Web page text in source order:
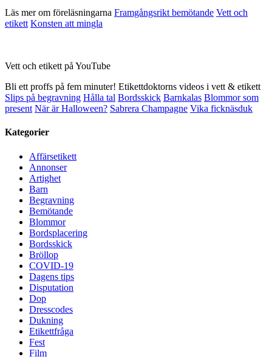
Läs mer om föreläsningarna Framgångsrikt bemötande Vett och
etikett Konsten att mingla
Vett och etikett på YouTube
Bli ett proffs på fem minuter! Etikettdoktorns videos i vett & etikett
Slips på begravning Hålla tal Bordsskick Barnkalas Blommor som
present När är Halloween? Sabrera Champagne Vika ficknäsduk
Kategorier
Affärsetikett
Annonser
Artighet
Barn
Begravning
Bemötande
Blommor
Bordsplacering
Bordsskick
Bröllop
COVID-19
Dagens tips
Disputation
Dop
Dresscodes
Dukning
Etikettfråga
Fest
Film